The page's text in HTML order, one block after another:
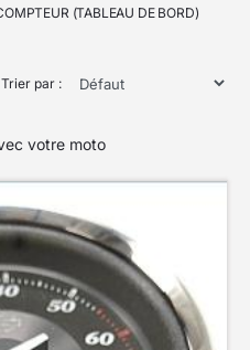
(TABLEAU DE BORD)
Trier par :
votre moto